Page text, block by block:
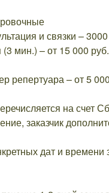
и связки –
мин.) – от 15 000
репертуара – от 5
на счет
заказчик
дат и